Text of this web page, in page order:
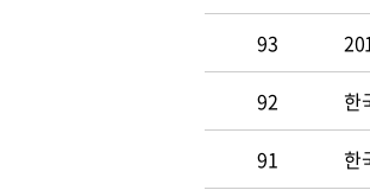
93
92 한
91 한